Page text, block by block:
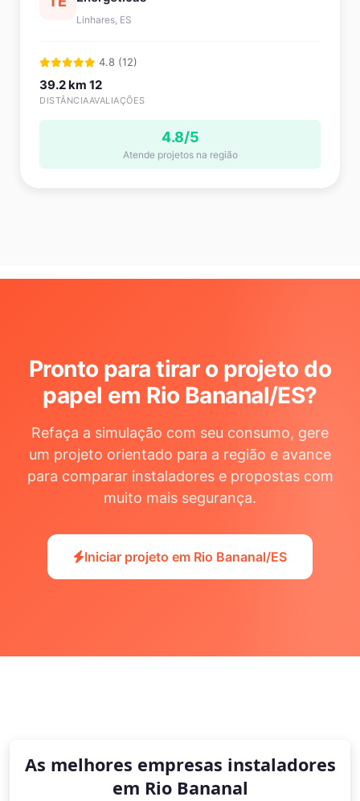
Linhares, ES
4.8 (12)
39.2 km
DISTÂNCIA
12
AVALIAÇÕES
4.8/5
Atende projetos na região
Pronto para tirar o projeto do
papel em Rio Bananal/ES?
Refaça a simulação com seu consumo, gere
um projeto orientado para a região e avance
para comparar instaladores e propostas com
muito mais segurança.
Iniciar projeto em Rio Bananal/ES
As melhores empresas instaladores
em Rio Bananal